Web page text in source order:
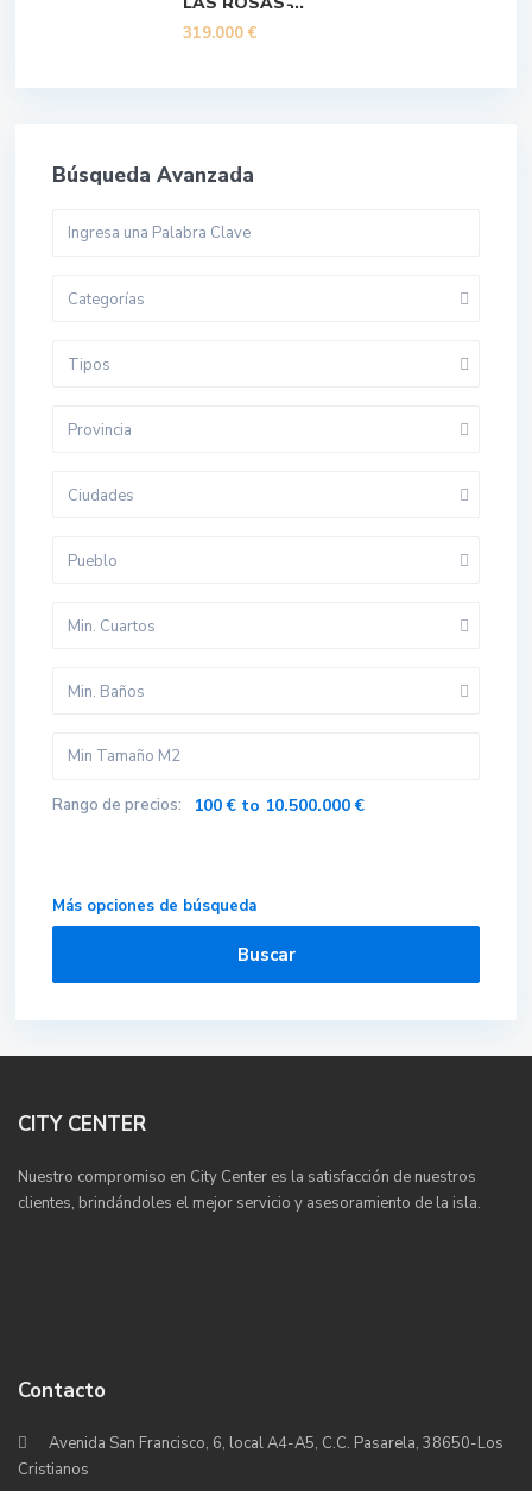
319.000 €
Búsqueda Avanzada
Categorías
Tipos
Provincia
Ciudades
Pueblo
Min. Cuartos
Min. Baños
Rango de precios: 100 € to 10.500.000 €
Más opciones de búsqueda
Buscar
CITY CENTER
Nuestro compromiso en City Center es la satisfacción de nuestros
clientes, brindándoles el mejor servicio y asesoramiento de la isla.
Contacto
Avenida San Francisco, 6, local A4-A5, C.C. Pasarela, 38650-Los
Cristianos